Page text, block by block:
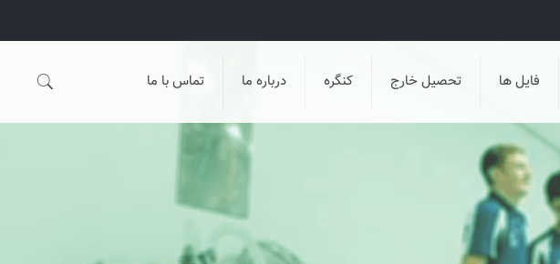
فایل ها تحصیل خارج کنگره درباره ما تماس با ما